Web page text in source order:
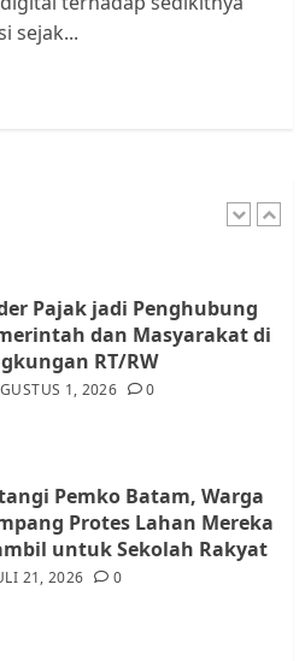
sejak...
15, 2026 0
Pajak jadi Penghubung
dan Masyarakat di
RT/RW
1, 2026 0
Pemko Batam, Warga
Protes Lahan Mereka
untuk Sekolah Rakyat
21, 2026 0